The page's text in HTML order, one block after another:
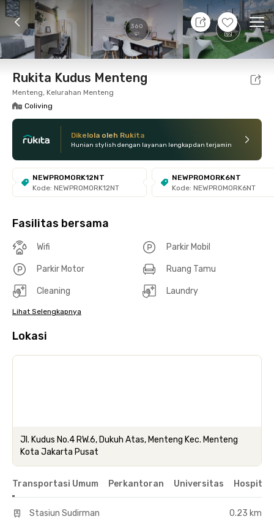
360 +24
7 Agt 26 - Belum tahu
Foto Fasilitas bersama Lokasi Kamar
Rukita Kudus Menteng
Menteng, Kelurahan Menteng
Coliving
Dikelola oleh Rukita
Hunian stylish dengan layanan lengkap dan terjamin
NEWPROMORK12NT
Kode: NEWPROMORK12NT
NEWPROMORK6NT
Kode: NEWPROMORK6NT
Fasilitas bersama
Wifi Parkir Mobil
Parkir Motor Ruang Tamu
Cleaning Laundry
Lihat Selengkapnya
Lokasi
Jl. Kudus No.4 RW.6, Dukuh Atas, Menteng Kec. Menteng
Kota Jakarta Pusat
Transportasi Umum Perkantoran Universitas Hospital
Stasiun Sudirman
0.23 km